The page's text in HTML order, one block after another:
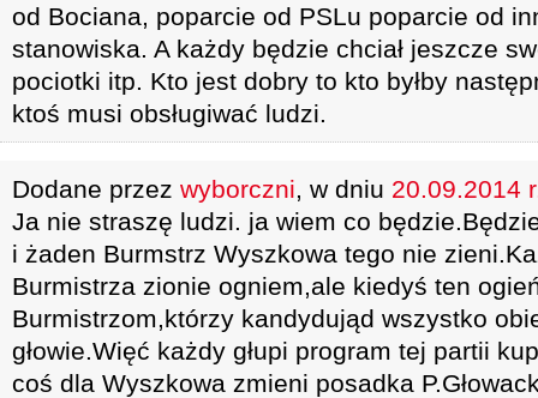
od Bociana, poparcie od PSLu poparcie od
stanowiska. A każdy będzie chciał jeszcze
pociotki itp. Kto jest dobry to kto byłby
ktoś musi obsługiwać ludzi.
Dodane przez wyborczni, w dniu 20.09.2014
Ja nie straszę ludzi. ja wiem co
i żaden Burmstrz Wyszkowa tego nie
Burmistrza zionie ogniem,ale kiedyś ten
Burmistrzom,którzy kandydująd wszystko
głowie.Więć każdy głupi program tej partii
coś dla Wyszkowa zmieni posadka